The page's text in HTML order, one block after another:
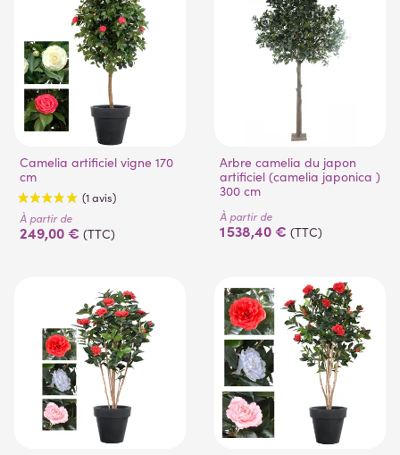
Camelia artificiel vigne 170
cm
À partir de
249,00 € (TTC)
Arbre camelia du japon
artificiel (camelia japonica )
300 cm
À partir de
1 538,40 € (TTC)